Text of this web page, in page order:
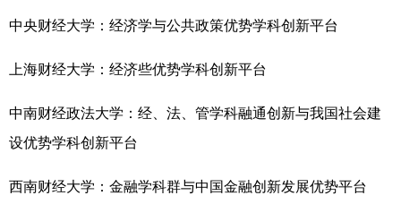
中央财经大学：经济学与公共政策优势学科创新平台
上海财经大学：经济些优势学科创新平台
中南财经政法大学：经、法、管学科融通创新与我国社会建
设优势学科创新平台
西南财经大学：金融学科群与中国金融创新发展优势平台